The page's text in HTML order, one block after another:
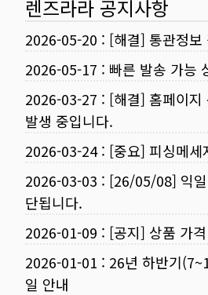
렌즈라라 공지사항
2026-05-20 : [해결] 통관정보
2026-05-17 : 빠른 발송 가능
2026-03-27 : [해결] 홈페이지
발생 중입니다.
2026-03-24: [중요] 피싱메세
2026-03-03 : [26/05/08] 익
단됩니다.
2026-01-09 : [공지] 상품 가
2026-01-01 : 26년 하반기
일 안내